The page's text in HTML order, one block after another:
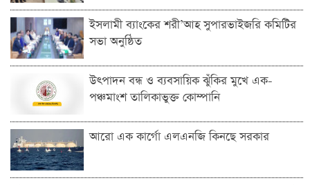
ইসলামী ব্যাংকের শরী’আহ সুপারভাইজরি কমিটির
সভা অনুষ্ঠিত
উৎপাদন বন্ধ ও ব্যবসায়িক ঝুঁকির মুখে এক-
পঞ্চমাংশ তালিকাভুক্ত কোম্পানি
আরো এক কার্গো এলএনজি কিনছে সরকার